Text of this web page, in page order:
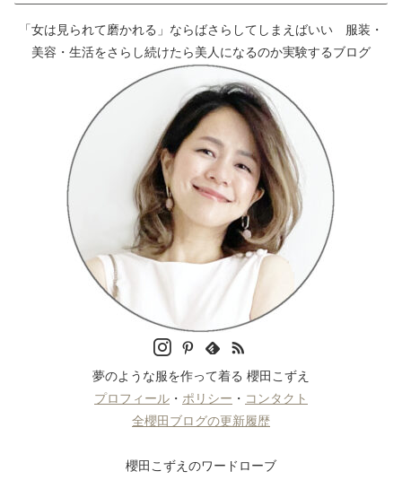
「女は見られて磨かれる」ならばさらしてしまえばいい 服装・
美容・生活をさらし続けたら美人になるのか実験するブログ
夢のような服を作って着る 櫻田こずえ
プロフィール ・ ポリシー ・ コンタクト
全櫻田ブログの更新履歴
櫻田こずえのワードローブ